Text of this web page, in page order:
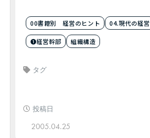
00書籍別 経営のヒント 04.現代の経営
❶経営幹部 組織構造
タグ
投稿日
2005.04.25